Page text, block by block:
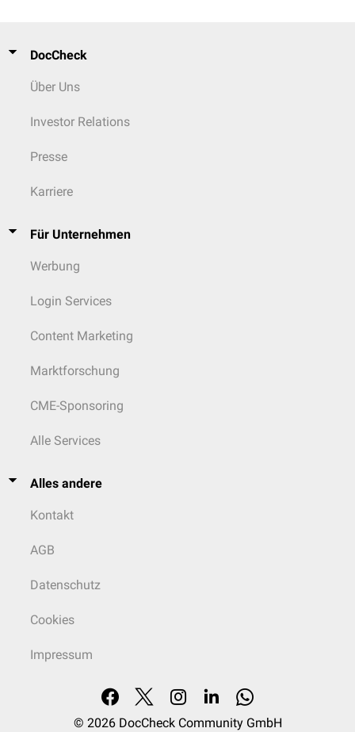
DocCheck
Über Uns
Investor Relations
Presse
Karriere
Für Unternehmen
Werbung
Login Services
Content Marketing
Marktforschung
CME-Sponsoring
Alle Services
Alles andere
Kontakt
AGB
Datenschutz
Cookies
Impressum
© 2026 DocCheck Community GmbH